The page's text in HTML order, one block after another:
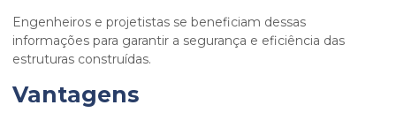
Engenheiros e projetistas se beneficiam dessas
informações para garantir a segurança e eficiência das
estruturas construídas.
Vantagens